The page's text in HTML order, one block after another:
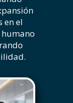
en el